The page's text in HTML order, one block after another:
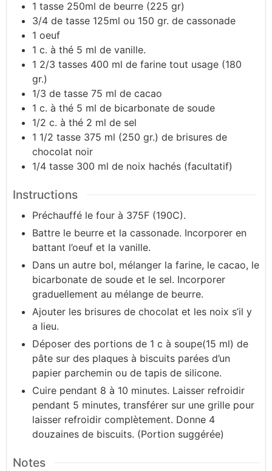
1 tasse 250ml de beurre (225 gr)
3/4 de tasse 125ml ou 150 gr. de cassonade
1 oeuf
1 c. à thé 5 ml de vanille.
1 2/3 tasses 400 ml de farine tout usage (180
gr.)
1/3 de tasse 75 ml de cacao
1 c. à thé 5 ml de bicarbonate de soude
1/2 c. à thé 2 ml de sel
1 1/2 tasse 375 ml (250 gr.) de brisures de
chocolat noir
1/4 tasse 300 ml de noix hachés (facultatif)
Instructions
Préchauffé le four à 375F (190C).
Battre le beurre et la cassonade. Incorporer en
battant l’oeuf et la vanille.
Dans un autre bol, mélanger la farine, le cacao, le
bicarbonate de soude et le sel. Incorporer
graduellement au mélange de beurre.
Ajouter les brisures de chocolat et les noix s’il y
a lieu.
Déposer des portions de 1 c à soupe(15 ml) de
pâte sur des plaques à biscuits parées d’un
papier parchemin ou de tapis de silicone.
Cuire pendant 8 à 10 minutes. Laisser refroidir
pendant 5 minutes, transférer sur une grille pour
laisser refroidir complètement. Donne 4
douzaines de biscuits. (Portion suggérée)
Notes